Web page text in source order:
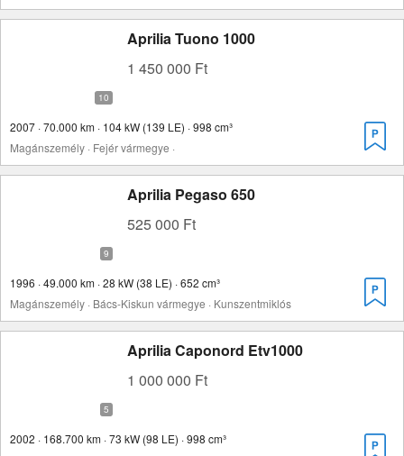
Aprilia Tuono 1000
1 450 000 Ft
2007 · 70.000 km · 104 kW (139 LE) · 998 cm³
Magánszemély · Fejér vármegye ·
Aprilia Pegaso 650
525 000 Ft
1996 · 49.000 km · 28 kW (38 LE) · 652 cm³
Magánszemély · Bács-Kiskun vármegye · Kunszentmiklós
Aprilia Caponord Etv1000
1 000 000 Ft
2002 · 168.700 km · 73 kW (98 LE) · 998 cm³